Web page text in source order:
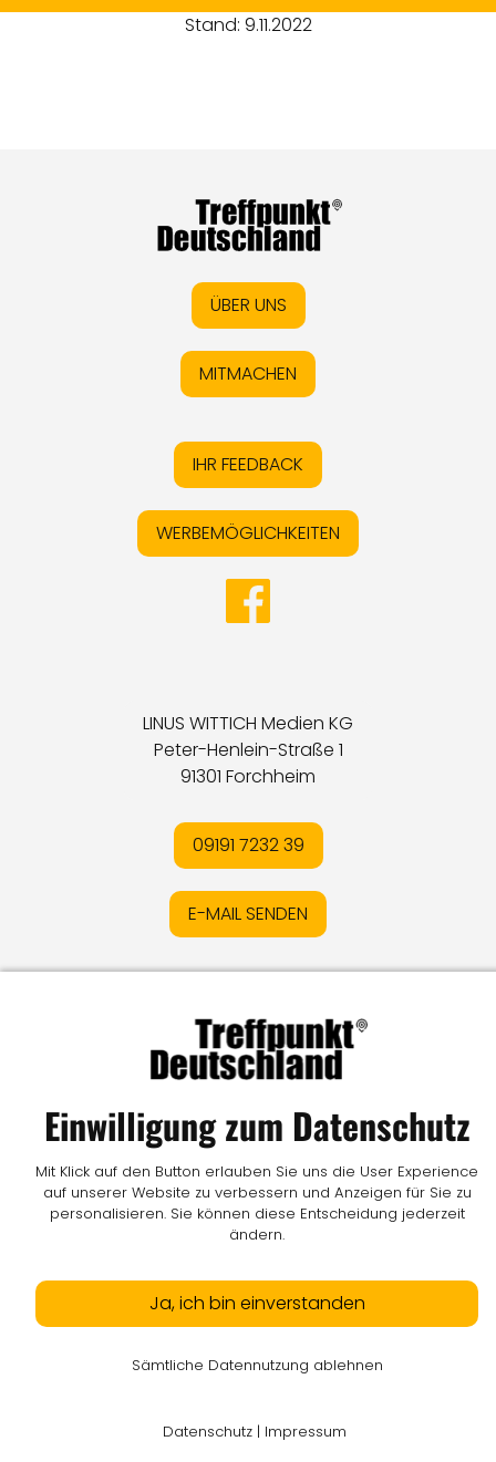
Stand: 9.11.2022
ÜBER UNS
MITMACHEN
IHR FEEDBACK
WERBEMÖGLICHKEITEN
LINUS WITTICH Medien KG
Peter-Henlein-Straße 1
91301 Forchheim
09191 7232 39
E-MAIL SENDEN
Datenschutz IOnline-Streitschlichtung
KontaktI Vertrag widerrufen
Einwilligung zum Datenschutz
Mit Klick auf den Button erlauben Sie uns die User Experience
auf unserer Website zu verbessern und Anzeigen für Sie zu
personalisieren. Sie können diese Entscheidung jederzeit
ändern.
Ja, ich bin einverstanden
Sämtliche Datennutzung ablehnen
Datenschutz | Impressum